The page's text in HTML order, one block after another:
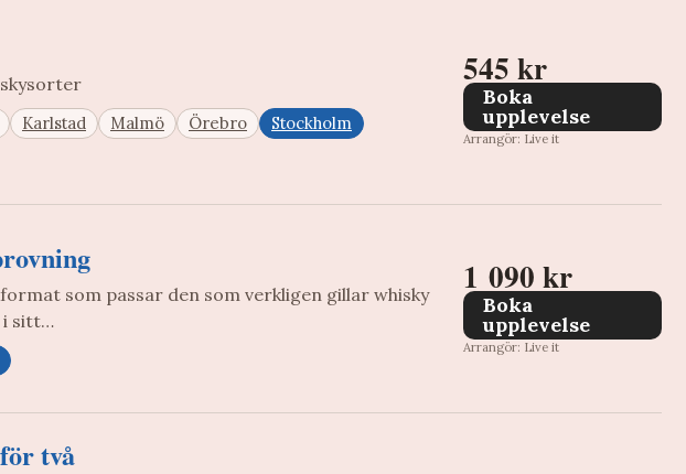
Karlstad Malmö Örebro
Stockholm
545 kr
Boka
upplevelse
Arrangör: Live it
som passar den som verkligen gillar whisky
i sitt…
1 090 kr
Boka
upplevelse
Arrangör: Live it
två